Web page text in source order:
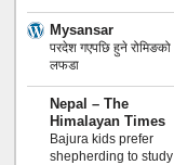
Mysansar
परदेश गएपछि हुने रोमिङको
लफडा
Nepal – The
Himalayan Times
Bajura kids prefer
shepherding to study